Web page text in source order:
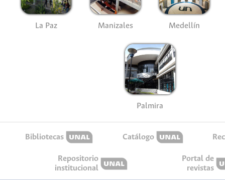
La Paz Manizales Medellín
Palmira
Bibliotecas Catálogo
Repositorio
institucional
Portal de
revistas